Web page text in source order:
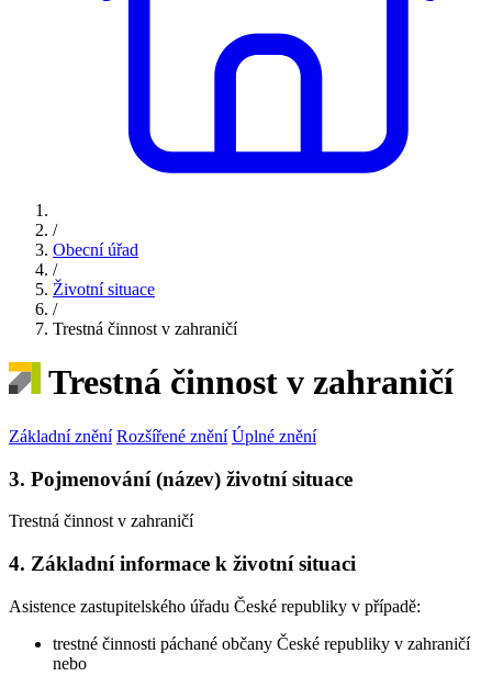
/
Obecní úřad
/
Životní situace
/
Trestná činnost v zahraničí
Trestná činnost v zahraničí
Základní znění Rozšířené znění Úplné znění
3. Pojmenování (název) životní situace
Trestná činnost v zahraničí
4. Základní informace k životní situaci
Asistence zastupitelského úřadu České republiky v případě:
trestné činnosti páchané občany České republiky v zahraničí
nebo